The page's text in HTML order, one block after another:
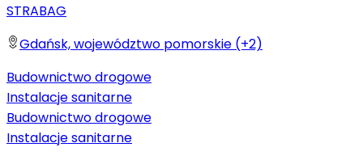
STRABAG
Gdańsk, województwo pomorskie (+2)
Budownictwo drogowe
Instalacje sanitarne
Budownictwo drogowe
Instalacje sanitarne